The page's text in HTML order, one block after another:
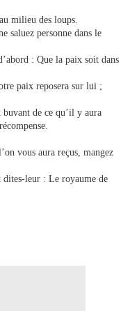
milieu des loups.
saluez personne dans le
: Que la paix soit dans
paix reposera sur lui ;
buvant de ce qu’il y aura
vous aura reçus, mangez
dites-leur : Le royaume de